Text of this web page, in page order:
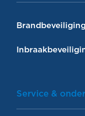
Service &